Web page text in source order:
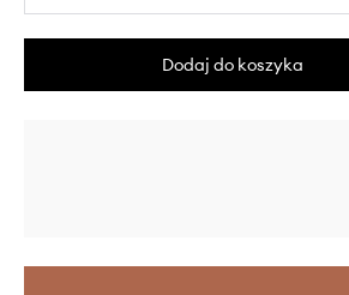
Dodaj do koszyka